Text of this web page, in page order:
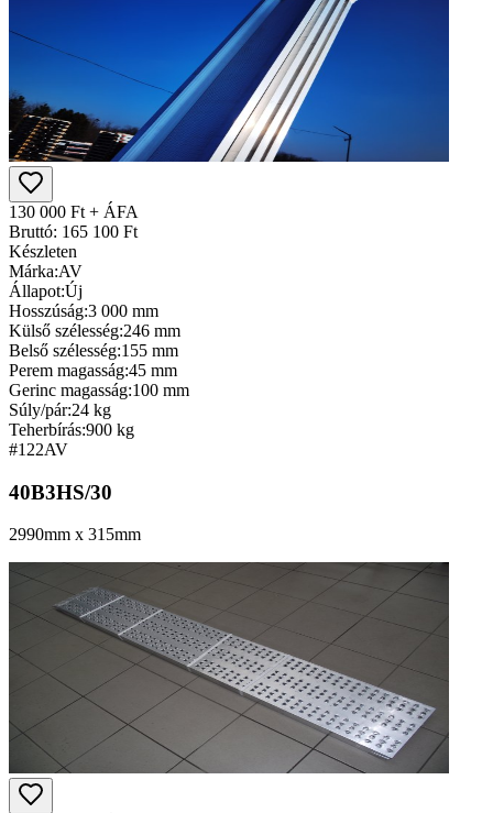
130 000 Ft + ÁFA
Bruttó: 165 100 Ft
Készleten
Márka:AV
Állapot:Új
Hosszúság:3 000 mm
Külső szélesség:246 mm
Belső szélesség:155 mm
Perem magasság:45 mm
Gerinc magasság:100 mm
Súly/pár:24 kg
Teherbírás:900 kg
#122AV
40B3HS/30
2990mm x 315mm